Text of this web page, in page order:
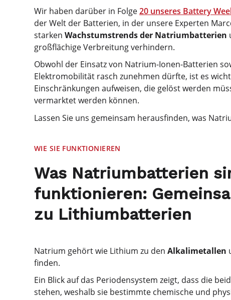
Wir haben darüber in Folge20 unseres Battery
der Welt der Batterien, in der unsere Experten
starken Wachstumstrends der Natriumbatterien
großflächige Verbreitung verhindern.
Obwohl der Einsatz von Natrium-Ionen-Batterien
Elektromobilität rasch zunehmen dürfte, ist es
Einschränkungen aufweisen, die gelöst werden
vermarktet werden können.
Lassen Sie uns gemeinsam herausfinden, was
WIE SIE FUNKTIONIEREN
Was Natriumbatterien
funktionieren:
zu Lithiumbatterien
Natrium gehört wie Lithium zu den Alkalimetallen
finden.
Ein Blick auf das Periodensystem zeigt, dass die
stehen, weshalb sie bestimmte chemische und